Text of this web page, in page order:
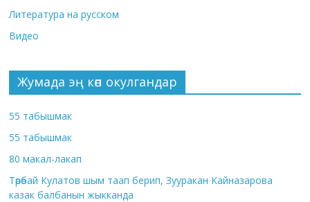
Литература на русском
Видео
Жумада эң көп окулгандар
55 табышмак
55 табышмак
80 макал-лакап
Төрөбай Кулатов шым таап берип, Зууракан Кайназарова
казак балбанын жыкканда